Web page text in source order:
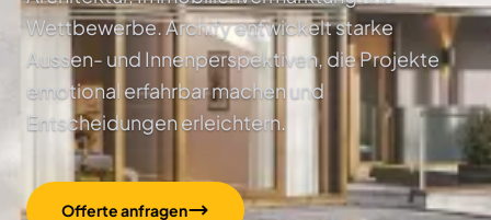
Wettbewerbe. Archify entwickelt starke
Aussen- und Innenperspektiven, die Projekte
emotional erfahrbar machen und
Entscheidungen erleichtern.
Offerte anfragen